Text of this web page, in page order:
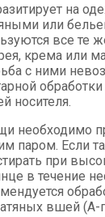
на
или
все те
крема или
с ними
носителя.
необходимо
паром. Если
при
в течение
вшей (А-